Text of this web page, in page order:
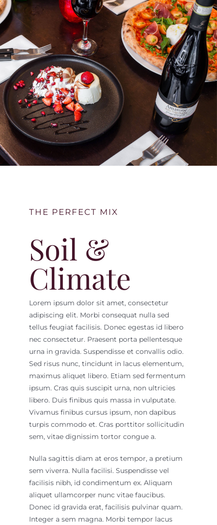
THE PERFECT MIX
Soil &
Climate
Lorem ipsum dolor sit amet, consectetur
adipiscing elit. Morbi consequat nulla sed
tellus feugiat facilisis. Donec egestas id libero
nec consectetur. Praesent porta pellentesque
urna in gravida. Suspendisse et convallis odio.
Sed risus nunc, tincidunt in lacus elementum,
maximus aliquet libero. Etiam sed fermentum
ipsum. Cras quis suscipit urna, non ultricies
libero. Duis finibus quis massa in vulputate.
Vivamus finibus cursus ipsum, non dapibus
turpis commodo et. Cras porttitor sollicitudin
sem, vitae dignissim tortor congue a.
Nulla sagittis diam at eros tempor, a pretium
sem viverra. Nulla facilisi. Suspendisse vel
facilisis nibh, id condimentum ex. Aliquam
aliquet ullamcorper nunc vitae faucibus.
Donec id gravida erat, facilisis pulvinar quam.
Integer a sem magna. Morbi tempor lacus